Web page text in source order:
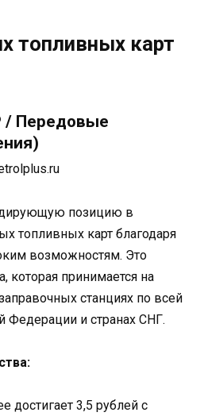
топливных карт
/ Передовые
позицию в
топливных карт благодаря
возможностям. Это
которая принимается на
станциях по всей
Федерации и странах СНГ.
достигает 3,5 рублей с